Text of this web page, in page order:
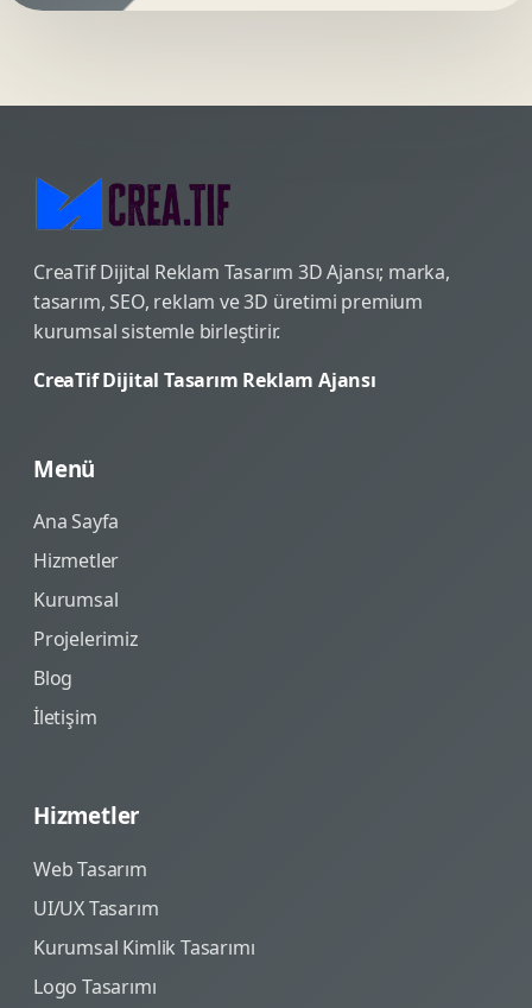
CreaTif Dijital Reklam Tasarım 3D Ajansı; marka,
tasarım, SEO, reklam ve 3D üretimi premium
kurumsal sistemle birleştirir.
CreaTif Dijital Tasarım Reklam Ajansı
Menü
Ana Sayfa
Hizmetler
Kurumsal
Projelerimiz
Blog
İletişim
Hizmetler
Web Tasarım
UI/UX Tasarım
Kurumsal Kimlik Tasarımı
Logo Tasarımı